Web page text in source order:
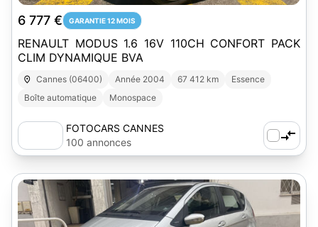
6 777 € GARANTIE 12 MOIS
RENAULT MODUS 1.6 16V 110CH CONFORT PACK
CLIM DYNAMIQUE BVA
Cannes (06400) Année 2004 67 412 km
Essence
Boîte automatique
Monospace
FOTOCARS CANNES
100 annonces